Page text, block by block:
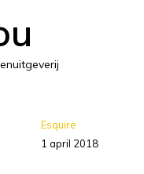
Esquire
1 april 2018